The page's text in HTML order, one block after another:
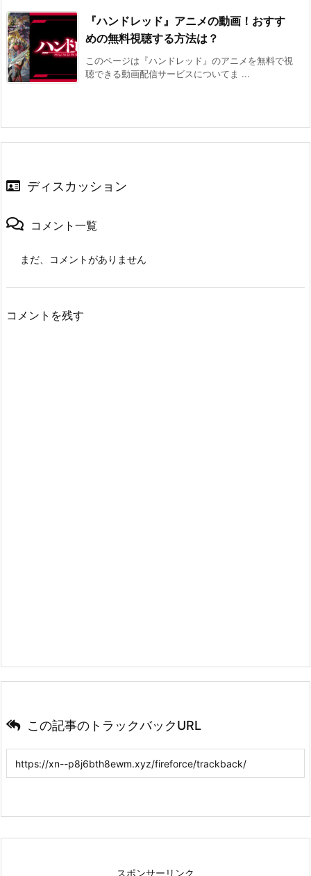
『ハンドレッド』アニメの動画！おすす
めの無料視聴する方法は？
このページは『ハンドレッド』のアニメを無料で視
聴できる動画配信サービスについてま ...
ディスカッション
コメント一覧
まだ、コメントがありません
コメントを残す
この記事のトラックバックURL
スポンサーリンク